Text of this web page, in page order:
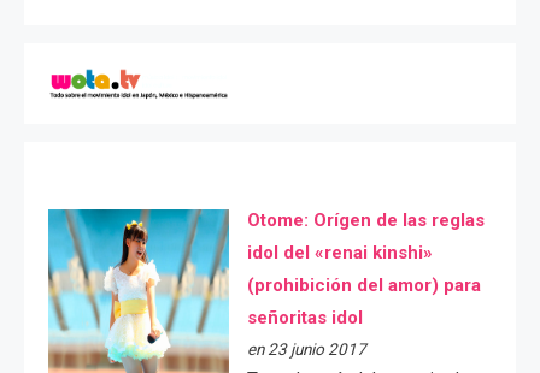
Otome: Orígen de las reglas
idol del «renai kinshi»
(prohibición del amor) para
señoritas idol
en 23 junio 2017